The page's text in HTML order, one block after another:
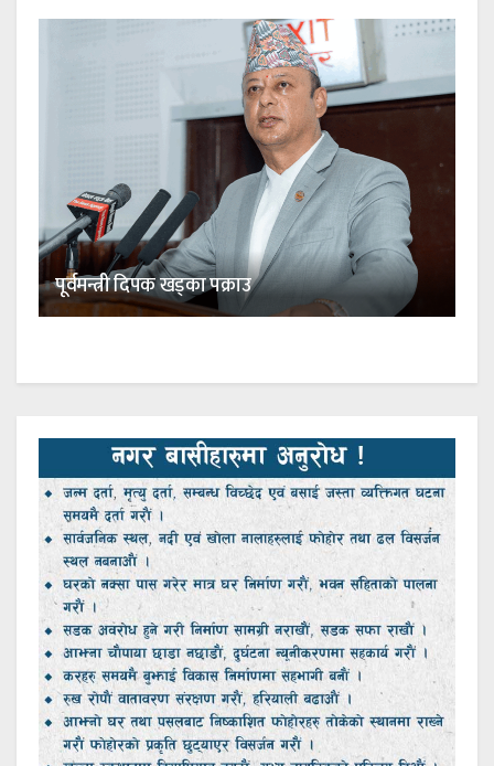
पूर्वमन्त्री दिपक खड्का पक्राउ